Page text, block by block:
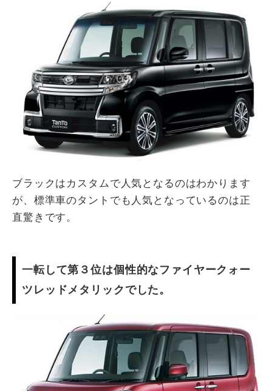
ブラックはカスタムで人気となるのはわかります
が、標準車のタントでも人気となっているのは正
直驚きです。
一転して第３位は個性的なファイヤークォー
ツレッドメタリックでした。